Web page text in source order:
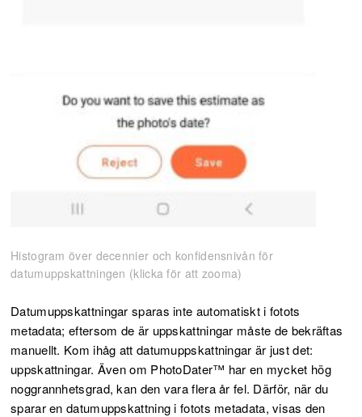
Histogram över decennier och konfidensnivån för
datumuppskattningen (klicka för att zooma)
Datumuppskattningar sparas inte automatiskt i fotots
metadata; eftersom de är uppskattningar måste de bekräftas
manuellt. Kom ihåg att datumuppskattningar är just det:
uppskattningar. Även om PhotoDater™ har en mycket hög
noggrannhetsgrad, kan den vara flera år fel. Därför, när du
sparar en datumuppskattning i fotots metadata, visas den